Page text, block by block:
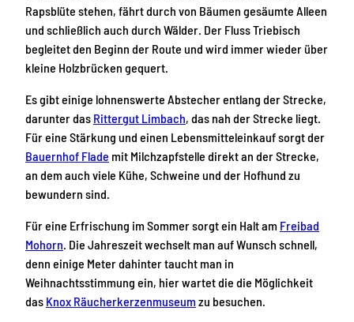
Rapsblüte stehen, fährt durch von Bäumen gesäumte Alleen
und schließlich auch durch Wälder. Der Fluss Triebisch
begleitet den Beginn der Route und wird immer wieder über
kleine Holzbrücken gequert.
Es gibt einige lohnenswerte Abstecher entlang der Strecke,
darunter das Rittergut Limbach, das nah der Strecke liegt.
Für eine Stärkung und einen Lebensmitteleinkauf sorgt der
Bauernhof Flade mit Milchzapfstelle direkt an der Strecke,
an dem auch viele Kühe, Schweine und der Hofhund zu
bewundern sind.
Für eine Erfrischung im Sommer sorgt ein Halt am Freibad
Mohorn. Die Jahreszeit wechselt man auf Wunsch schnell,
denn einige Meter dahinter taucht man in
Weihnachtsstimmung ein, hier wartet die die Möglichkeit
das Knox Räucherkerzenmuseum zu besuchen.